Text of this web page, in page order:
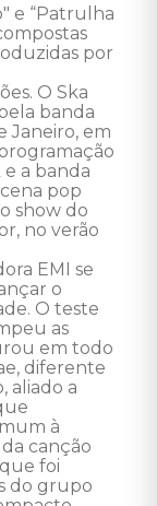
e “Patrulha
por
O Ska
banda
Janeiro, em
a banda
pop
show do
no verão
EMI se
o
O teste
as
em todo
diferente
aliado a
à
canção
foi
do grupo